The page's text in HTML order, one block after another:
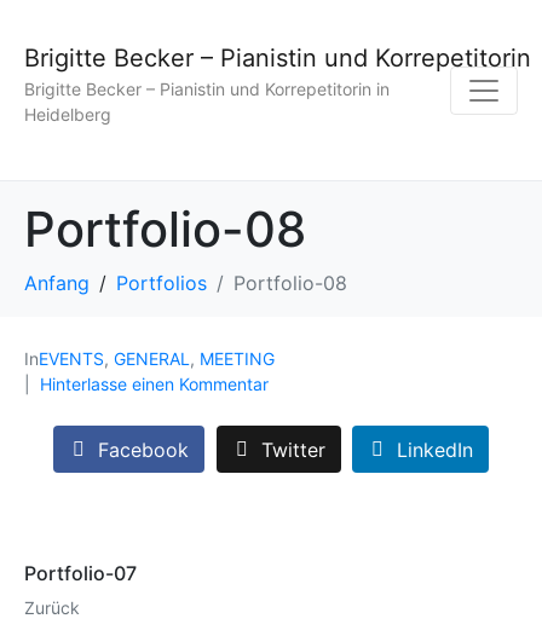
Brigitte Becker – Pianistin und Korrepetitorin
Brigitte Becker – Pianistin und Korrepetitorin in
Heidelberg
Portfolio-08
Anfang Portfolios Portfolio-08
InEVENTS, GENERAL , MEETING
Hinterlasse einen Kommentar
Facebook Twitter LinkedIn
Portfolio-07
Zurück